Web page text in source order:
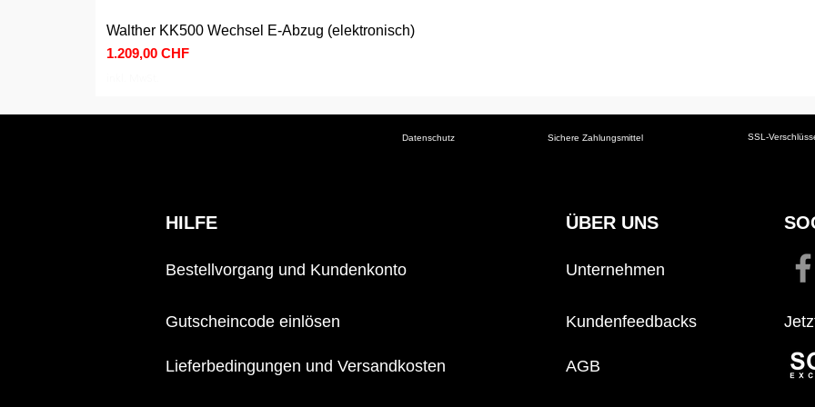
Walther KK500 Wechsel E-Abzug (elektronisch)
Preis
1.209,00 CHF
Datenschutz Sichere Zahlungsmittel SSL-
HILFE ÜBER UNS
Bestellvorgang und Kundenkonto Unternehmen
Gutscheincode einlösen Kundenfeedbacks
Lieferbedingungen und Versandkosten AGB